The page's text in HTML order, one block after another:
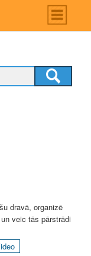
Main
menu
dravā, organizē
veic tās pārstrādi